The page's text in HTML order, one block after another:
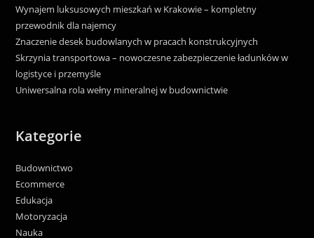
Wynajem luksusowych mieszkań w Krakowie – kompletny
przewodnik dla najemcy
Znaczenie desek budowlanych w pracach konstrukcyjnych
Skrzynia transportowa – nowoczesne zabezpieczenie ładunków w
logistyce i przemyśle
Uniwersalna rola wełny mineralnej w budownictwie
Kategorie
Budownictwo
Ecommerce
Edukacja
Motoryzacja
Nauka